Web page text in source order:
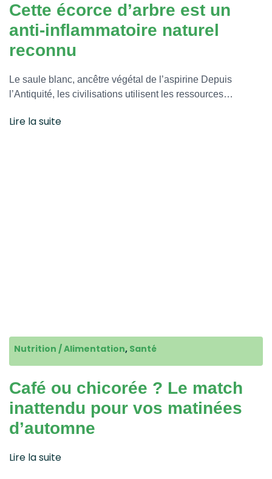
Cette écorce d’arbre est un
anti-inflammatoire naturel
reconnu
Le saule blanc, ancêtre végétal de l’aspirine Depuis
l’Antiquité, les civilisations utilisent les ressources…
Lire la suite
Nutrition / Alimentation, Santé
Café ou chicorée ? Le match
inattendu pour vos matinées
d’automne
Lire la suite